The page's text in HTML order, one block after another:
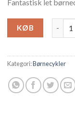
Fantastisk let
KØB
Kategori:Børnecykler